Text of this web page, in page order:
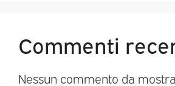
Commenti
Nessun commento da